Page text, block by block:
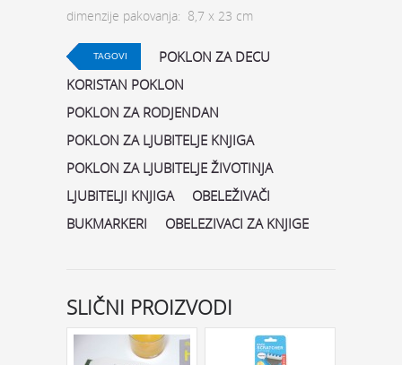
dimenzije pakovanja: 8,7 x 23 cm
TAGOVI
POKLON ZA DECU
KORISTAN POKLON
POKLON ZA RODJENDAN
POKLON ZA LJUBITELJE KNJIGA
POKLON ZA LJUBITELJE ŽIVOTINJA
LJUBITELJI KNJIGA
OBELEŽIVAČI
BUKMARKERI
OBELEZIVACI ZA KNJIGE
SLIČNI PROIZVODI